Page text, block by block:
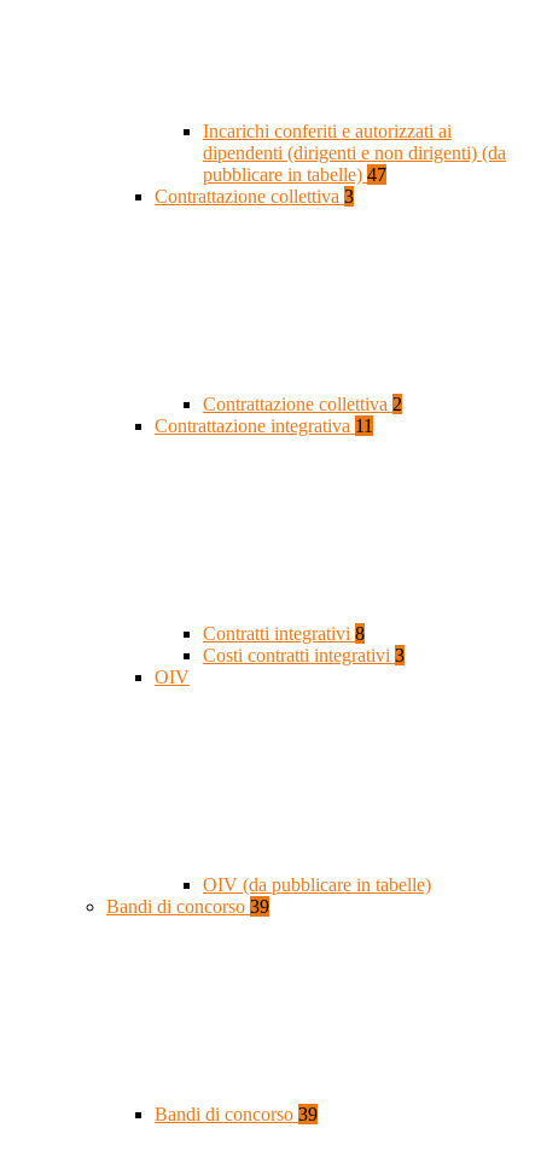
Incarichi conferiti e autorizzati ai
dipendenti (dirigenti e non dirigenti) (da
pubblicare in tabelle) 47
Contrattazione collettiva 3
Contrattazione collettiva 2
Contrattazione integrativa 11
Contratti integrativi 8
Costi contratti integrativi 3
OIV
OIV (da pubblicare in tabelle)
Bandi di concorso 39
Bandi di concorso 39